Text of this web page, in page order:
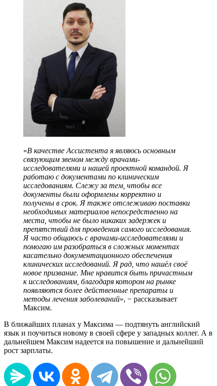
«В качестве Ассистента я являюсь основным
связующим звеном между врачами-
исследователями и нашей проектной командой. Я
работаю с документами по клиническим
исследованиям. Слежу за тем, чтобы все
документы были оформлены корректно и
получены в срок. Я также отслеживаю поставки
необходимых материалов непосредственно на
места, чтобы не было никаких задержек и
препятствий для проведения самого исследования.
Я часто общаюсь с врачами-исследователями и
помогаю им разобраться в сложных моментах
касательно документационного обеспечения
клинических исследований. Я рад, что нашёл своё
новое призвание. Мне нравится быть причастным
к исследованиям, благодаря котором на рынке
появляются более действенные препараты и
методы лечения заболеваний», − рассказывает
Максим.
В ближайших планах у Максима — подтянуть английский
язык и поучиться новому в своей сфере у западных коллег. А в
дальнейшем Максим надеется на повышение и дальнейший
рост зарплаты.